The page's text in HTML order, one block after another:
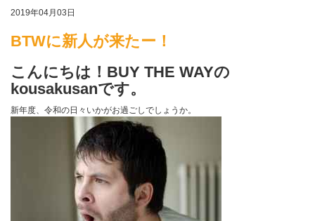
2019年04月03日
BTWに新人が来たー！
こんにちは！BUY THE WAYの
kousakusanです。
新年度、令和の日々いかがお過ごしでしょうか。